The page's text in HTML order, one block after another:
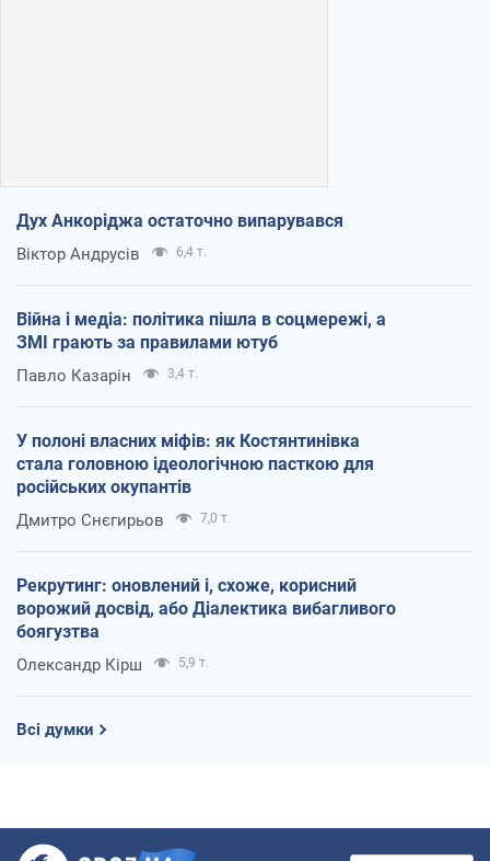
Дух Анкоріджа остаточно випарувався
Віктор Андрусів 6,4 т.
Війна і медіа: політика пішла в соцмережі, а
ЗМІ грають за правилами ютуб
Павло Казарін 3,4 т.
У полоні власних міфів: як Костянтинівка
стала головною ідеологічною пасткою для
російських окупантів
Дмитро Снєгирьов 7,0 т.
Рекрутинг: оновлений і, схоже, корисний
ворожий досвід, або Діалектика вибагливого
боягузтва
Олександр Кірш 5,9 т.
Всі думки